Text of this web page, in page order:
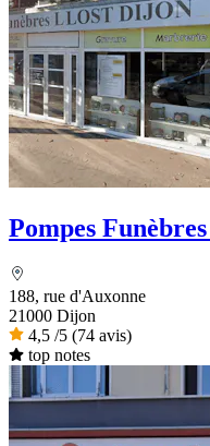
Pompes
188, rue d'Auxonne
21000 Dijon
4,5 /5 (74 avis)
top notes